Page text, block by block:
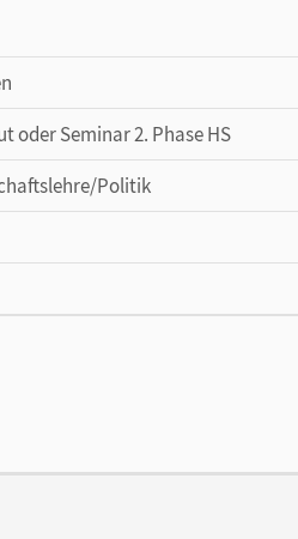
oder Seminar 2. Phase HS
Politik